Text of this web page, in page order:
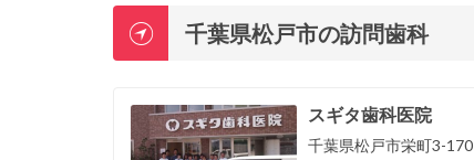
千葉県松戸市の訪問歯科
スギタ歯科医院
千葉県松戸市栄町3-